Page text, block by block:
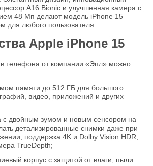
A16 Bionic и улучшенная камера с
48 Мп делают модель iPhone 15
для любого пользователя.
Apple iPhone 15
телефона от компании «Эпл» можно
памяти до 512 ГБ для большого
видео, приложений и других
с двойным зумом и новым сенсором на
детализированные снимки даже при
поддержка 4K и Dolby Vision HDR,
TrueDepth;
корпус с защитой от влаги, пыли